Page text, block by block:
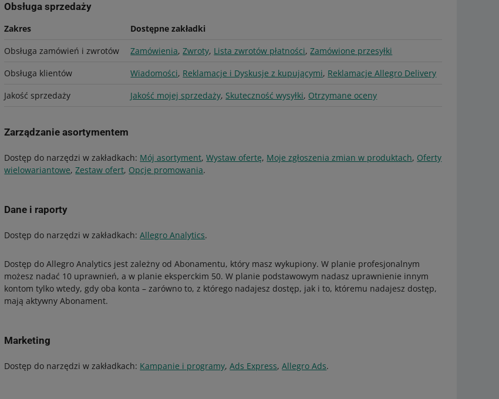
Obsługa sprzedaży
Zakres
Dostępne zakładki
Obsługa zamówień i zwrotów
Zamówienia,Zwroty, Lista zwrotów płatności,Zamówione przesyłki
Obsługa klientów
Wiadomości, Reklamacje i Dyskusje z kupującymi, Reklamacje Allegro Delivery
Jakość sprzedaży
Jakość mojej sprzedaży, Skuteczność wysyłki, Otrzymane oceny
Zarządzanie asortymentem
Dostęp do narzędzi w zakładkach: Mój asortyment,Wystaw ofertę, Moje zgłoszenia zmian w produktach, Oferty
wielowariantowe,Zestaw ofert, Opcje promowania.
Dane i raporty
Dostęp do narzędzi w zakładkach:Allegro Analytics.
Dostęp do Allegro Analytics jest zależny od Abonamentu, który masz wykupiony. W planie profesjonalnym
możesz nadać 10 uprawnień, a w planie eksperckim 50. W planie podstawowym nadasz uprawnienie innym
kontom tylko wtedy, gdy oba konta – zarówno to, z którego nadajesz dostęp, jak i to, któremu nadajesz dostęp,
mają aktywny Abonament.
Marketing
Dostęp do narzędzi w zakładkach: Kampanie i programy,Ads Express,Allegro Ads.